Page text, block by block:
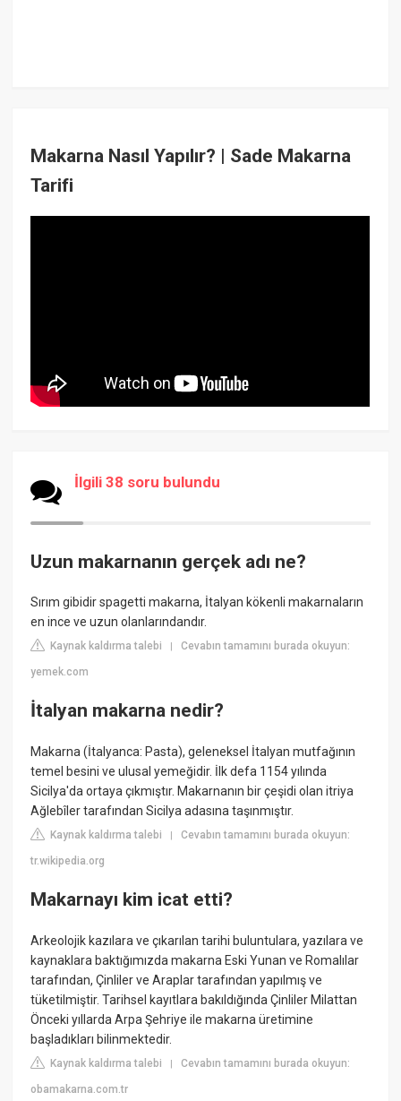
Makarna Nasıl Yapılır? | Sade Makarna
Tarifi
İlgili 38 soru bulundu
Uzun makarnanın gerçek adı ne?
Sırım gibidir spagetti makarna, İtalyan kökenli makarnaların
en ince ve uzun olanlarındandır.
Kaynak kaldırma talebi |Cevabın tamamını burada okuyun:
yemek.com
İtalyan makarna nedir?
Makarna (İtalyanca: Pasta), geleneksel İtalyan mutfağının
temel besini ve ulusal yemeğidir. İlk defa 1154 yılında
Sicilya'da ortaya çıkmıştır. Makarnanın bir çeşidi olan itriya
Ağlebîler tarafından Sicilya adasına taşınmıştır.
Kaynak kaldırma talebi |Cevabın tamamını burada okuyun:
tr.wikipedia.org
Makarnayı kim icat etti?
Arkeolojik kazılara ve çıkarılan tarihi buluntulara, yazılara ve
kaynaklara baktığımızda makarna Eski Yunan ve Romalılar
tarafından, Çinliler ve Araplar tarafından yapılmış ve
tüketilmiştir. Tarihsel kayıtlara bakıldığında Çinliler Milattan
Önceki yıllarda Arpa Şehriye ile makarna üretimine
başladıkları bilinmektedir.
Kaynak kaldırma talebi |Cevabın tamamını burada okuyun:
obamakarna.com.tr